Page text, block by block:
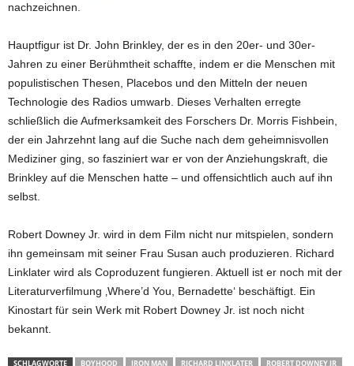
nachzeichnen.
Hauptfigur ist Dr. John Brinkley, der es in den 20er- und 30er-
Jahren zu einer Berühmtheit schaffte, indem er die Menschen mit
populistischen Thesen, Placebos und den Mitteln der neuen
Technologie des Radios umwarb. Dieses Verhalten erregte
schließlich die Aufmerksamkeit des Forschers Dr. Morris Fishbein,
der ein Jahrzehnt lang auf die Suche nach dem geheimnisvollen
Mediziner ging, so fasziniert war er von der Anziehungskraft, die
Brinkley auf die Menschen hatte – und offensichtlich auch auf ihn
selbst.
Robert Downey Jr. wird in dem Film nicht nur mitspielen, sondern
ihn gemeinsam mit seiner Frau Susan auch produzieren. Richard
Linklater wird als Coproduzent fungieren. Aktuell ist er noch mit der
Literaturverfilmung ‚Where’d You, Bernadette‘ beschäftigt. Ein
Kinostart für sein Werk mit Robert Downey Jr. ist noch nicht
bekannt.
SCHLAGWORTE BOYHOOD IRON MAN RICHARD LINKLATER ROBERT DOWNEY JR